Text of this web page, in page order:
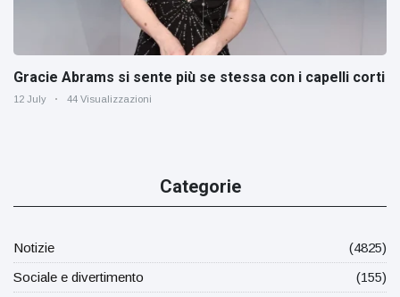
Gracie Abrams si sente più se stessa con i capelli corti
12 July 44 Visualizzazioni
Categorie
Notizie
(4825)
Sociale e divertimento
(155)